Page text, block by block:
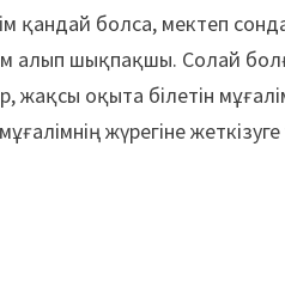
қандай болса, мектеп
алып шықпақшы. Солай
жақсы оқыта білетін
жүрегіне